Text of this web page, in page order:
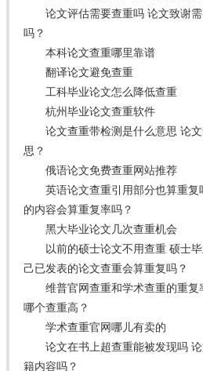
论文评估需要查重吗 论文致谢
吗？
本科论文查重哪里靠谱
翻译论文避免查重
工科毕业论文怎么降低查重
杭州毕业论文查重软件
论文查重带检测是什么意思 论
思？
俄语论文免费查重网站推荐
英语论文查重引用部分也算重复
的内容会算重复率吗？
黑大毕业论文几次查重机会
以前的硕士论文不用查重 硕士
己已发表的论文查重会算重复吗？
维普官网查重和学术查重的重复
哪个查重高？
学术查重官网哪儿有卖的
论文在书上超查重能被发现吗
籍内容吗？